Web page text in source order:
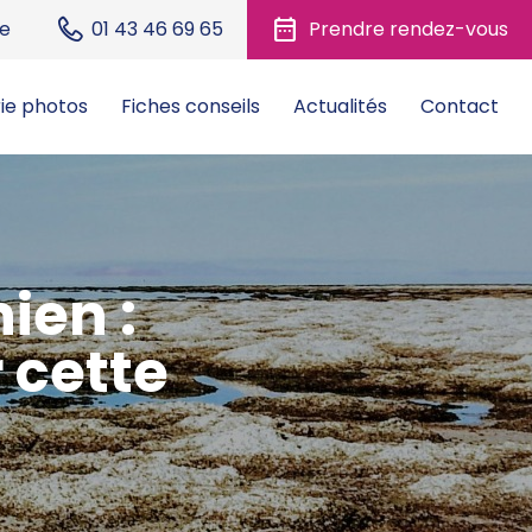
01 43 46 69 65 date_range Prendre rendez-vous
photos Fiches conseils Actualités Contact
:
cette